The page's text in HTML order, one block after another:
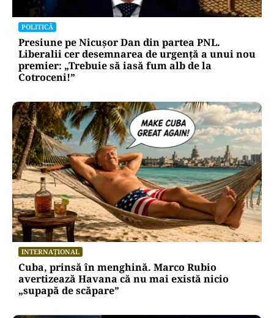
HOROSCOP
Ziua de 8.08, cea mai puternică din an pentru
dorințe. Ritualul simplu de manifestare
POLITICĂ
Presiune pe Nicușor Dan din partea PNL.
Liberalii cer desemnarea de urgență a unui nou
premier: „Trebuie să iasă fum alb de la
Cotroceni!”